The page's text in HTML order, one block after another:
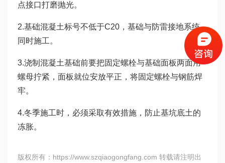
点接口打磨抛光。
2.基础混凝土标号不低于C20，基础与防雷接地系统
同时施工。
3.浇制混凝土基础前要把固定螺栓与基础面板两面用
螺母拧紧，面板就位安放平正，将固定螺栓与钢筋焊
牢。
4.冬季施工时，必须采取有效措施，防止基坑底土的
冻胀。
版权所有：https://www.szqiaogongfang.com 转载请注明出